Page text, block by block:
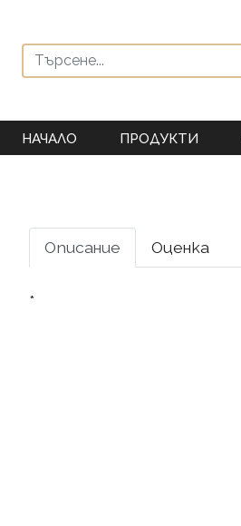
НАЧАЛО ПРОДУКТИ
Описание Оценка
*